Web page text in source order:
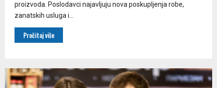
proizvoda. Poslodavci najavljuju nova poskupljenja robe,
zanatskih usluga i...
Pročitaj više